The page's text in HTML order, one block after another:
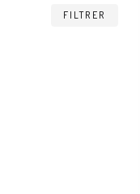
FILTRER